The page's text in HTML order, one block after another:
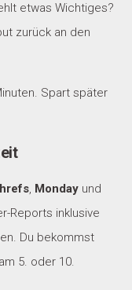
etwas Wichtiges?
zurück an den
Spart später
, Monday und
Reports inklusive
Du bekommst
5. oder 10.